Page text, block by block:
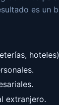
es un
extranjero.